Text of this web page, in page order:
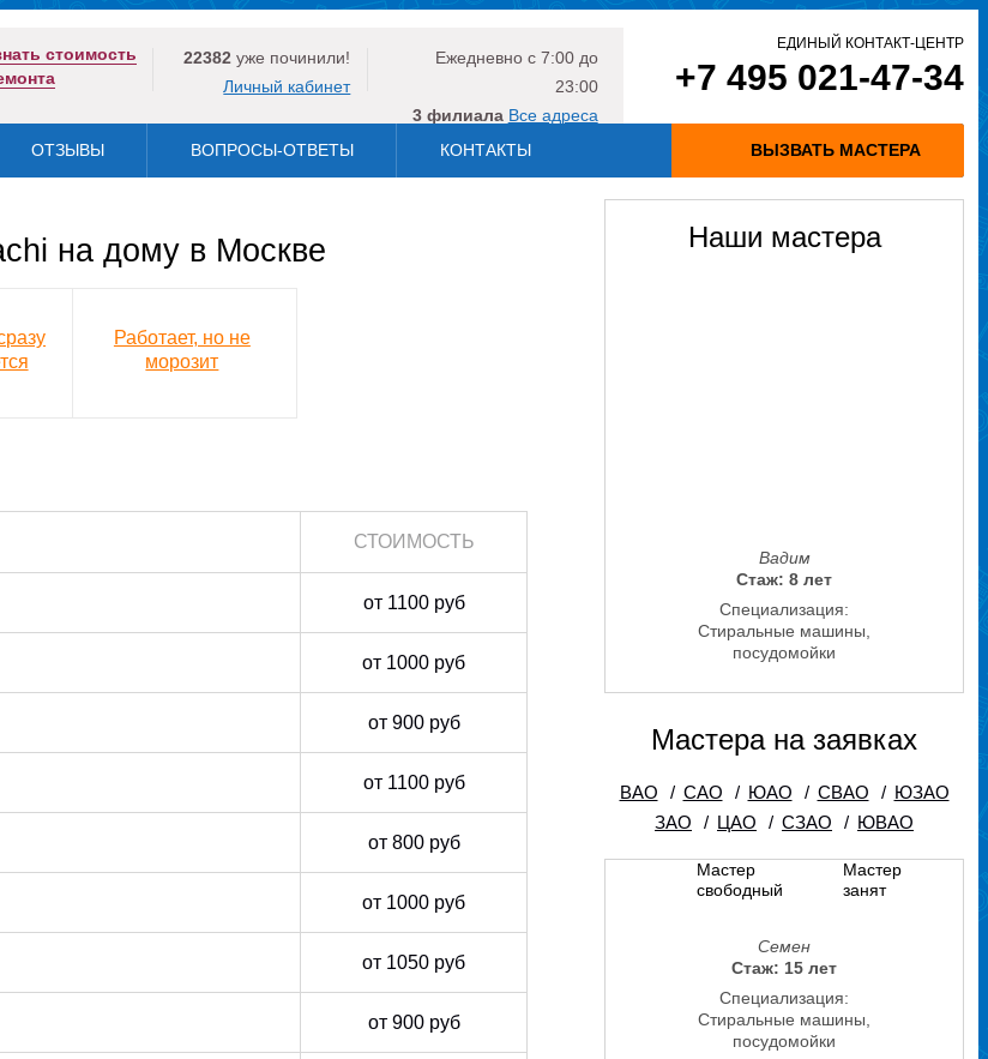
стоимость
22382 уже починили!
Личный кабинет
Ежедневнос 7:00 до
23:00
3 филиала Все адреса
ЕДИНЫЙ КОНТАКТ-ЦЕНТР
+7 495 021-47-34
ОТЗЫВЫ ВОПРОСЫ-ОТВЕТЫ КОНТАКТЫ ВЫЗВАТЬ МАСТЕРА
на дому в Москве
Работает, но не
морозит
СТОИМОСТЬ
от 1100 руб
от 1000 руб
от 900 руб
от 1100 руб
от 800 руб
от 1000 руб
от 1050 руб
от 900 руб
Наши мастера
Вадим
Стаж: 8 лет
Специализация:
Стиральные машины,
посудомойки
Семен
Стаж: 15 лет
Специализация:
Стиральные машины,
посудомойки
Мастера на заявках
ВАО / САО / ЮАО / СВАО / ЮЗАО
ЗАО
/ ЦАО / СЗАО / ЮВАО
Мастер
свободный
Мастер
занят